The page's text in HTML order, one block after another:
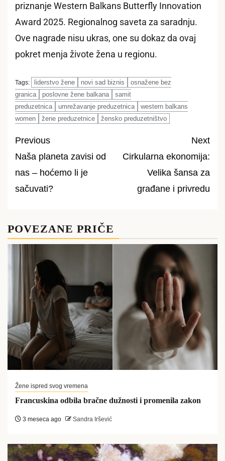
priznanje Western Balkans Butterfly Innovation
Award 2025. Regionalnog saveta za saradnju.
Ove nagrade nisu ukras, one su dokaz da ovaj
pokret menja živote žena u regionu.
Tags: liderstvo žene novi sad biznis
osnažene bez
granica
poslovne žene balkana
samit
preduzetnica
umrežavanje preduzetnica
western balkans
women
žene preduzetnice žensko preduzetništvo
Post
navigation
Previous
Naša planeta zavisi od
nas – hoćemo li je
sačuvati?
Next
Cirkularna ekonomija:
Velika šansa za
građane i privredu
POVEZANE PRIČE
Žene ispred svog vremena
Francuskina odbila bračne dužnosti i promenila zakon
3 meseca ago Sandra Iršević